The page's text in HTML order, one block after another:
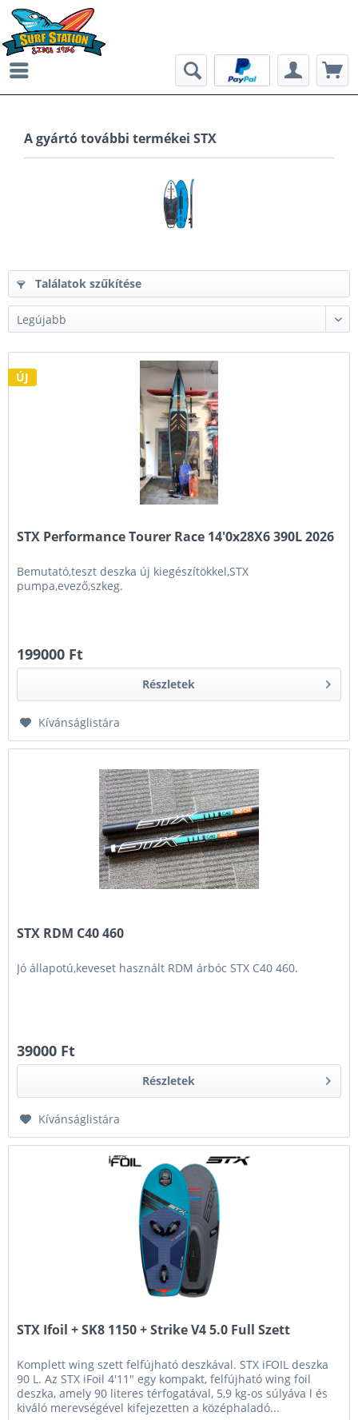
A gyártó további termékei STX
Találatok szűkítése
ÚJ
STX Performance Tourer Race 14'0x28X6 390L 2026
Bemutató,teszt deszka új kiegészítökkel,STX
pumpa,evező,szkeg.
199000 Ft
Részletek
Kívánságlistára
STX RDM C40 460
Jó állapotú,keveset használt RDM árbóc STX C40 460.
39000 Ft
Részletek
Kívánságlistára
STX Ifoil + SK8 1150 + Strike V4 5.0 Full Szett
Komplett wing szett felfújható deszkával. STX iFOIL deszka
90 L. Az STX iFoil 4'11" egy kompakt, felfújható wing foil
deszka, amely 90 literes térfogatával, 5,9 kg-os súlyáva l és
kiváló merevségével kifejezetten a középhaladó...